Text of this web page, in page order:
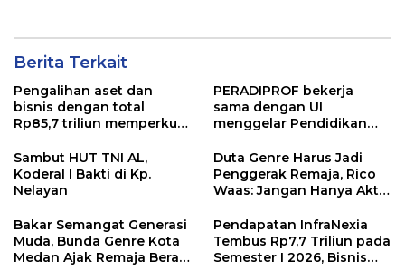
Berita Terkait
Pengalihan aset dan
bisnis dengan total
Rp85,7 triliun memperkuat
mengembangkan lebih
dari 90% aset jaringan
Telkom
PERADIPROF bekerja
sama dengan UI
menggelar Pendidikan
(PKPA)
Sambut HUT TNI AL,
Koderal I Bakti di Kp.
Nelayan
Duta Genre Harus Jadi
Penggerak Remaja, Rico
Waas: Jangan Hanya Aktif
Bakar Semangat Generasi
Muda, Bunda Genre Kota
Medan Ajak Remaja Berani
Pendapatan InfraNexia
Tembus Rp7,7 Triliun pada
Semester I 2026, Bisnis